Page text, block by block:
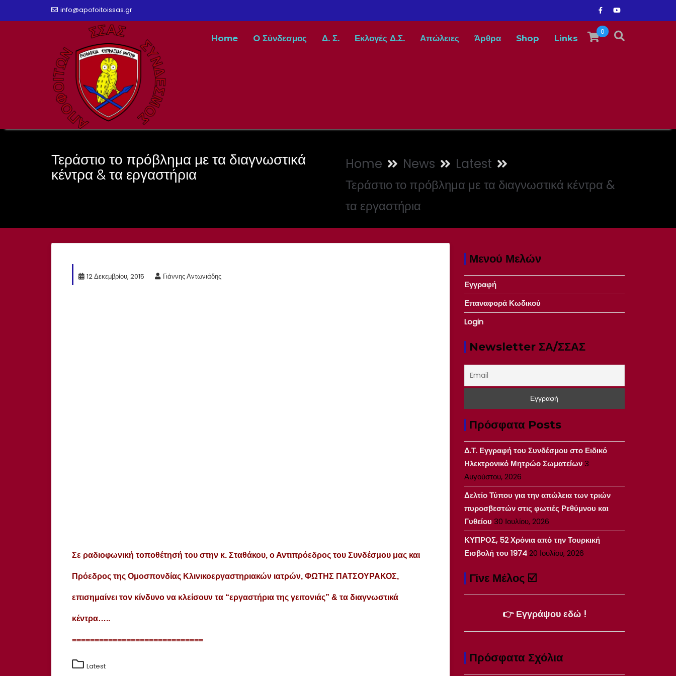
info@apofoitoissas.gr
0
Home O Σύνδεσμος Δ. Σ. Εκλογές Δ.Σ. Απώλειες Άρθρα Shop Links
Τεράστιο το πρόβλημα με τα διαγνωστικά
κέντρα & τα εργαστήρια
Home News
Latest
Τεράστιο το πρόβλημα με τα διαγνωστικά κέντρα &
τα εργαστήρια
12 Δεκεμβρίου, 2015 Γιάννης Αντωνιάδης
Σε ραδιοφωνική τοποθέτησή του στην κ. Σταθάκου, ο Αντιπρόεδρος του Συνδέσμου μας και
Πρόεδρος της Ομοσπονδίας Κλινικοεργαστηριακών ιατρών, ΦΩΤΗΣ ΠΑΤΣΟΥΡΑΚΟΣ,
επισημαίνει τον κίνδυνο να κλείσουν τα “εργαστήρια της γειτονιάς” & τα διαγνωστικά
κέντρα…..
=============================
Latest
Μενού Μελών
Εγγραφή
Επαναφορά Κωδικού
Login
Newsletter ΣΑ/ΣΣΑΣ
Πρόσφατα Posts
Δ.Τ. Εγγραφή του Συνδέσμου στο Ειδικό
Ηλεκτρονικό Μητρώο Σωματείων3
Αυγούστου, 2026
Δελτίο Τύπου για την απώλεια των τριών
πυροσβεστών στις φωτιές Ρεθύμνου και
Γυθείου 30 Ιουλίου, 2026
ΚΥΠΡΟΣ, 52 Χρόνια από την Τουρκική
Εισβολή του 197420 Ιουλίου, 2026
Γίνε Μέλος ☑️
👉 Εγγράψου εδώ !
Πρόσφατα Σχόλια